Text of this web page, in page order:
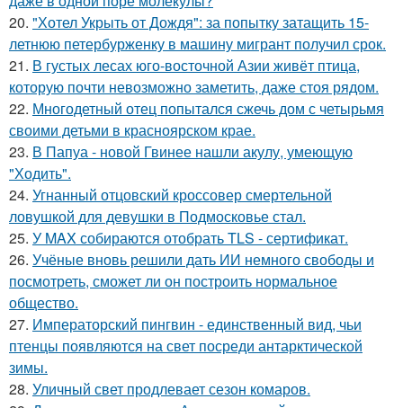
20. "Хотел Укрыть от Дождя": за попытку затащить 15-
летнюю петербурженку в машину мигрант получил срок.
21. В густых лесах юго-восточной Азии живёт птица,
которую почти невозможно заметить, даже стоя рядом.
22. Многодетный отец попытался сжечь дом с четырьмя
своими детьми в красноярском крае.
23. В Папуа - новой Гвинее нашли акулу, умеющую
"Ходить".
24. Угнанный отцовский кроссовер смертельной
ловушкой для девушки в Подмосковье стал.
25. У MAX собираются отобрать TLS - сертификат.
26. Учёные вновь решили дать ИИ немного свободы и
посмотреть, сможет ли он построить нормальное
общество.
27. Императорский пингвин - единственный вид, чьи
птенцы появляются на свет посреди антарктической
зимы.
28. Уличный свет продлевает сезон комаров.